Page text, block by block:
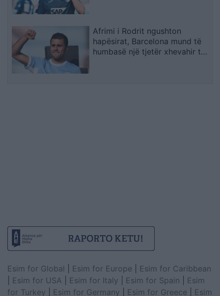
Afrimi i Rodrit ngushton
hapësirat, Barcelona mund të
humbasë një tjetër xhevahir të
Esim for Global Esim for Europe
Esim for Caribbean
Esim for USA Esim for Italy Esim for Spain
Esim
for Turkey
Esim for Germany Esim for Greece
Esim